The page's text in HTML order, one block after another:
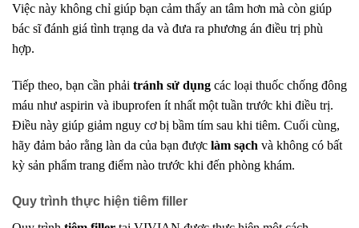
Việc này không chỉ giúp bạn cảm thấy an tâm hơn mà còn giúp
bác sĩ đánh giá tình trạng da và đưa ra phương án điều trị phù
hợp.
Tiếp theo, bạn cần phải tránh sử dụng các loại thuốc chống đông
máu như aspirin và ibuprofen ít nhất một tuần trước khi điều trị.
Điều này giúp giảm nguy cơ bị bầm tím sau khi tiêm. Cuối cùng,
hãy đảm bảo rằng làn da của bạn được làm sạch và không có bất
kỳ sản phẩm trang điểm nào trước khi đến phòng khám.
Quy trình thực hiện tiêm filler